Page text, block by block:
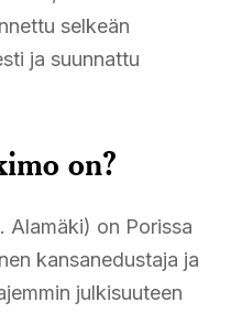
selkeän
ja suunnattu
on?
Alamäki) on Porissa
kansanedustaja ja
julkisuuteen